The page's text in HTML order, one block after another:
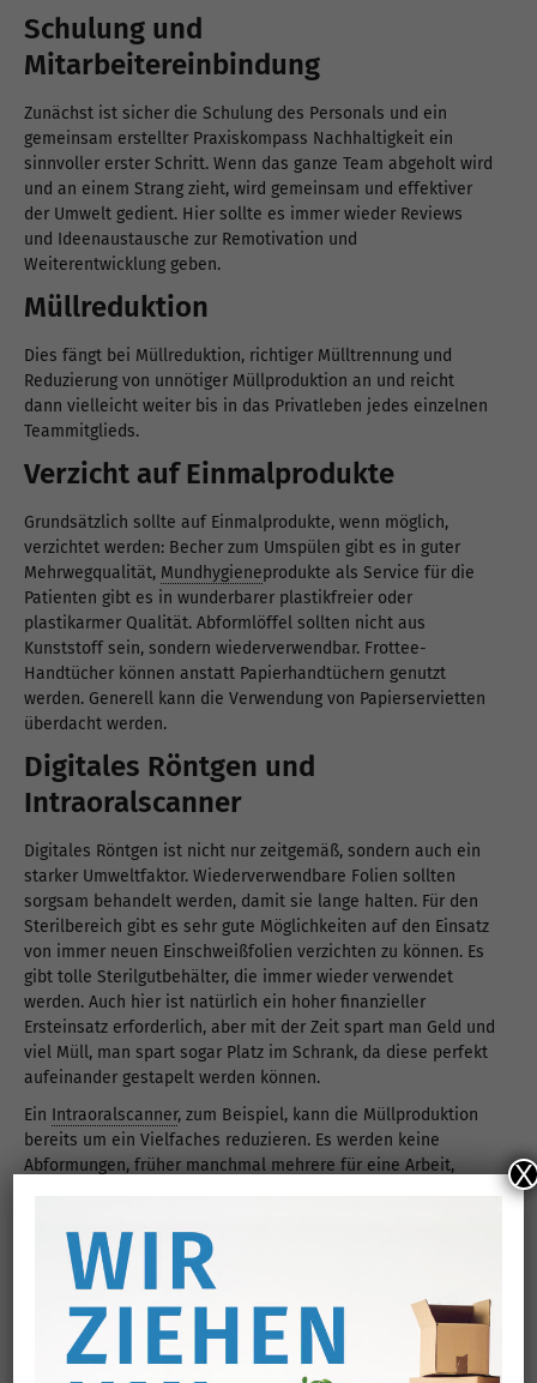
Schulung und
Mitarbeitereinbindung
Zunächst ist sicher die Schulung des Personals und ein
gemeinsam erstellter Praxiskompass Nachhaltigkeit ein
sinnvoller erster Schritt. Wenn das ganze Team abgeholt wird
und an einem Strang zieht, wird gemeinsam und effektiver
der Umwelt gedient. Hier sollte es immer wieder Reviews
und Ideenaustausche zur Remotivation und
Weiterentwicklung geben.
Müllreduktion
Dies fängt bei Müllreduktion, richtiger Mülltrennung und
Reduzierung von unnötiger Müllproduktion an und reicht
dann vielleicht weiter bis in das Privatleben jedes einzelnen
Teammitglieds.
Verzicht auf Einmalprodukte
Grundsätzlich sollte auf Einmalprodukte, wenn möglich,
verzichtet werden: Becher zum Umspülen gibt es in guter
Mehrwegqualität, Mundhygieneprodukte als Service für die
Patienten gibt es in wunderbarer plastikfreier oder
plastikarmer Qualität. Abformlöffel sollten nicht aus
Kunststoff sein, sondern wiederverwendbar. Frottee-
Handtücher können anstatt Papierhandtüchern genutzt
werden. Generell kann die Verwendung von Papierservietten
überdacht werden.
Digitales Röntgen und
Intraoralscanner
Digitales Röntgen ist nicht nur zeitgemäß, sondern auch ein
starker Umweltfaktor. Wiederverwendbare Folien sollten
sorgsam behandelt werden, damit sie lange halten. Für den
Sterilbereich gibt es sehr gute Möglichkeiten auf den Einsatz
von immer neuen Einschweißfolien verzichten zu können. Es
gibt tolle Sterilgutbehälter, die immer wieder verwendet
werden. Auch hier ist natürlich ein hoher finanzieller
Ersteinsatz erforderlich, aber mit der Zeit spart man Geld und
viel Müll, man spart sogar Platz im Schrank, da diese perfekt
aufeinander gestapelt werden können.
Ein Intraoralscanner, zum Beispiel, kann die Müllproduktion
bereits um ein Vielfaches reduzieren. Es werden keine
Abformungen, früher manchmal mehrere für eine Arbeit,
und mit dem PKW hin und herfahren. Man hat eine direkte
Rückmeldung, ob der optische Abdruck in seiner Qualität
ausreichend ist, sodass ein eventueller weiterer Termin für
einen Korrekturabdruck mit dem Patienten vermieden wird.
Biokompatible Materialien
X